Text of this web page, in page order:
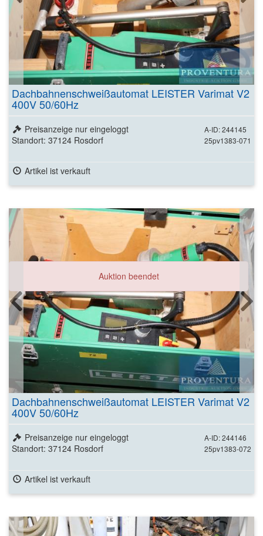
Dachbahnenschweißautomat LEISTER Varimat V2
400V 50/60Hz
A-ID: 244145
25pv1383-071
Preisanzeige nur eingeloggt
Standort: 37124 Rosdorf
Artikel ist verkauft
Auktion beendet
Dachbahnenschweißautomat LEISTER Varimat V2
400V 50/60Hz
A-ID: 244146
25pv1383-072
Preisanzeige nur eingeloggt
Standort: 37124 Rosdorf
Artikel ist verkauft